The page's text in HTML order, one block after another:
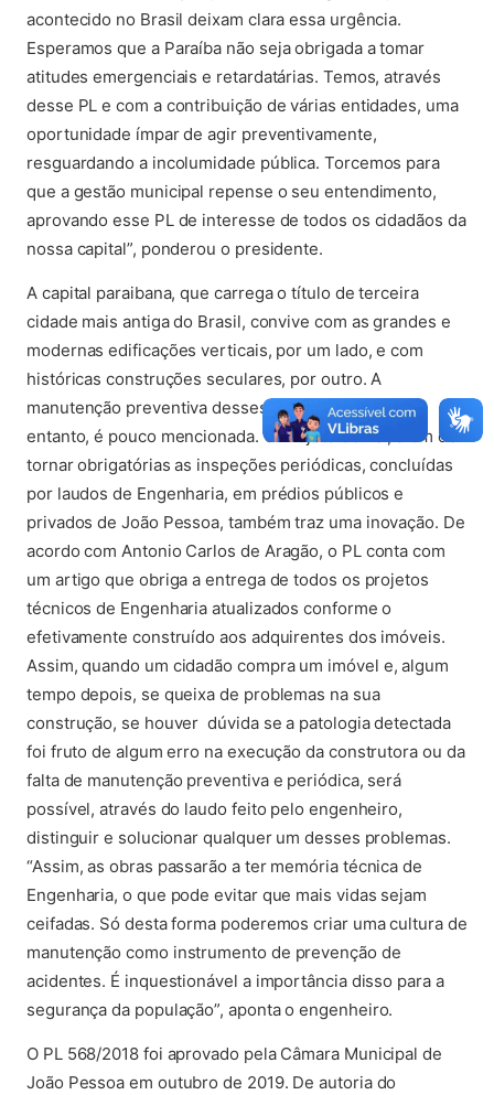
acontecido no Brasil deixam clara essa urgência.
Esperamos que a Paraíba não seja obrigada a tomar
atitudes emergenciais e retardatárias. Temos, através
desse PL e com a contribuição de várias entidades, uma
oportunidade ímpar de agir preventivamente,
resguardando a incolumidade pública. Torcemos para
que a gestão municipal repense o seu entendimento,
aprovando esse PL de interesse de todos os cidadãos da
nossa capital”, ponderou o presidente.
A capital paraibana, que carrega o título de terceira
cidade mais antiga do Brasil, convive com as grandes e
modernas edificações verticais, por um lado, e com
históricas construções seculares, por outro. A
manutenção preventiva desses equipamentos, no
entanto, é pouco mencionada. O Projeto de Lei, além de
tornar obrigatórias as inspeções periódicas, concluídas
por laudos de Engenharia, em prédios públicos e
privados de João Pessoa, também traz uma inovação. De
acordo com Antonio Carlos de Aragão, o PL conta com
um artigo que obriga a entrega de todos os projetos
técnicos de Engenharia atualizados conforme o
efetivamente construído aos adquirentes dos imóveis.
Assim, quando um cidadão compra um imóvel e, algum
tempo depois, se queixa de problemas na sua
construção, se houver dúvida se a patologia detectada
foi fruto de algum erro na execução da construtora ou da
falta de manutenção preventiva e periódica, será
possível, através do laudo feito pelo engenheiro,
distinguir e solucionar qualquer um desses problemas.
“Assim, as obras passarão a ter memória técnica de
Engenharia, o que pode evitar que mais vidas sejam
ceifadas. Só desta forma poderemos criar uma cultura de
manutenção como instrumento de prevenção de
acidentes. É inquestionável a importância disso para a
segurança da população”, aponta o engenheiro.
O PL 568/2018 foi aprovado pela Câmara Municipal de
João Pessoa em outubro de 2019. De autoria do